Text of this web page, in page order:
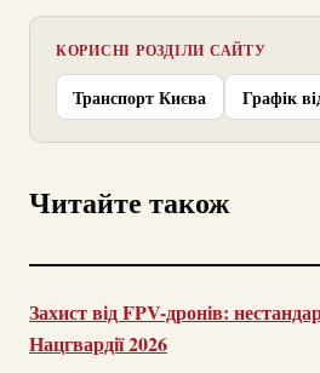
КОРИСНІ РОЗДІЛИ САЙТУ
Транспорт Києва Графік
Читайте також
Захист від FPV-дронів:
Нацгвардії 2026